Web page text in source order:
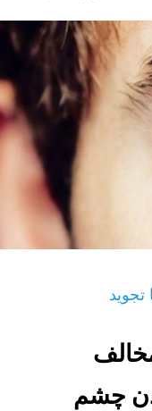
تجوید
چشم